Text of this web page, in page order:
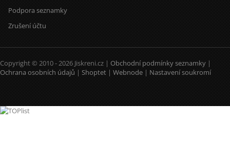
Podpora seznamky
Zrušení účtu
Copyright © 2010 - 2026 Jiskreni.cz | Obchodní podmínky seznamky |
Ochrana osobních údajů | Shoptet | Webnode | Nastavení soukromí